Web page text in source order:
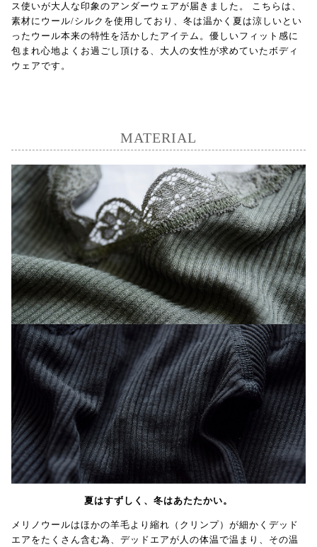
ス使いが大人な印象のアンダーウェアが届きました。 こちらは、
素材にウール/シルクを使用しており、冬は温かく夏は涼しいとい
ったウール本来の特性を活かしたアイテム。優しいフィット感に
包まれ心地よくお過ごし頂ける、大人の女性が求めていたボディ
ウェアです。
MATERIAL
夏はすずしく、冬はあたたかい。
メリノウールはほかの羊毛より縮れ（クリンプ）が細かくデッド
エアをたくさん含む為、デッドエアが人の体温で温まり、その温